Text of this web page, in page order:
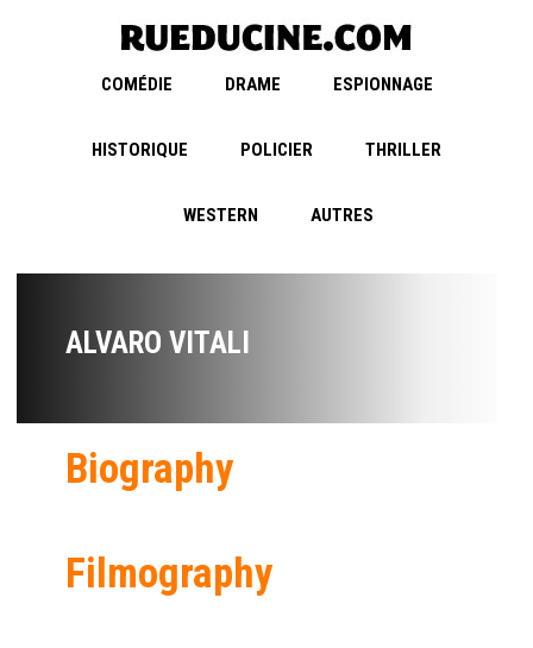
COMÉDIE DRAME ESPIONNAGE
HISTORIQUE POLICIER THRILLER
WESTERN AUTRES
ALVARO VITALI
Biography
Filmography